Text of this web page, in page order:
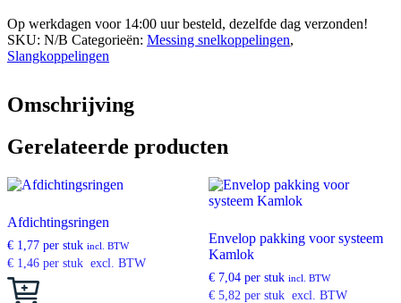
binnendraad
aantal
Op werkdagen voor 14:00 uur besteld, dezelfde dag verzonden!
SKU: N/B Categorieën: Messing snelkoppelingen,
Slangkoppelingen
Omschrijving
Gerelateerde producten
Afdichtingsringen
€ 1,77 per stuk incl. BTW
€ 1,46 per stuk excl. BTW
Dit
Envelop pakking voor systeem
Kamlok
€7,04 per stuk incl. BTW
€5,82 per stuk excl. BTW